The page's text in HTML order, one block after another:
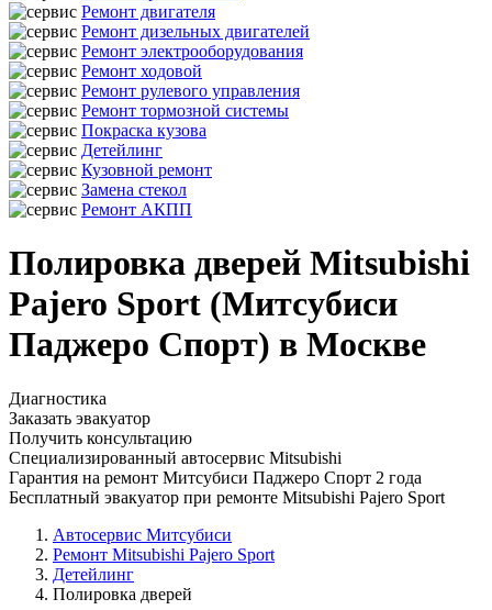
Ремонт двигателя
Ремонт дизельных двигателей
Ремонт электрооборудования
Ремонт ходовой
Ремонт рулевого управления
Ремонт тормозной системы
Покраска кузова
Детейлинг
Кузовной ремонт
Замена стекол
Ремонт АКПП
Полировка дверей Mitsubishi
Pajero Sport (Митсубиси
Паджеро Спорт) в Москве
Диагностика
Заказать эвакуатор
Получить консультацию
Специализированный автосервис Mitsubishi
Гарантия на ремонт Митсубиси Паджеро Спорт 2 года
Бесплатный эвакуатор при ремонте Mitsubishi Pajero Sport
Автосервис Митсубиси
Ремонт Mitsubishi Pajero Sport
Детейлинг
Полировка дверей